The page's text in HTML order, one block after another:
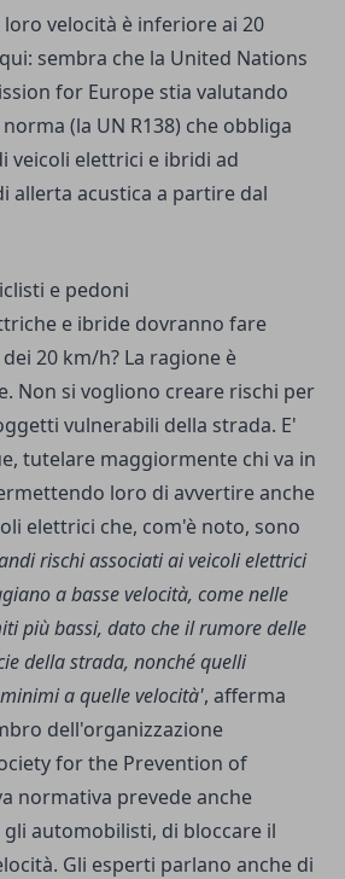
velocità è inferiore ai 20
sembra che la United Nations
for Europe stia valutando
(la UN R138) che obbliga
veicoli elettrici e ibridi ad
allerta acustica a partire dal
e pedoni
e ibride dovranno fare
20 km/h? La ragione è
Non si vogliono creare rischi per
vulnerabili della strada. E'
tutelare maggiormente chi va in
loro di avvertire anche
elettrici che, com'è noto, sono
rischi associati ai veicoli elettrici
a basse velocità, come nelle
più bassi, dato che il rumore delle
della strada, nonché quelli
a quelle velocità', afferma
dell'organizzazione
for the Prevention of
normativa prevede anche
automobilisti, di bloccare il
Gli esperti parlano anche di